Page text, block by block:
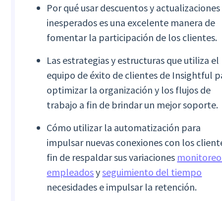
Por qué usar descuentos y actualizaciones
inesperados es una excelente manera de
fomentar la participación de los clientes.
Las estrategias y estructuras que utiliza el
equipo de éxito de clientes de Insightful
optimizar la organización y los flujos de
trabajo a fin de brindar un mejor soporte.
Cómo utilizar la automatización para
impulsar nuevas conexiones con los
fin de respaldar sus variaciones
empleadosyseguimiento del tiempo
necesidades e impulsar la retención.